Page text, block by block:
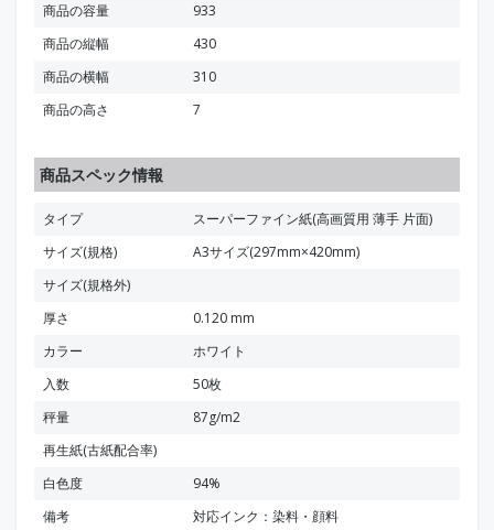
商品の容量
933
商品の縦幅
430
商品の横幅
310
商品の高さ
7
商品スペック情報
タイプ
スーパーファイン紙(高画質用 薄手 片面)
サイズ(規格)
A3サイズ(297mm×420mm)
サイズ(規格外)
厚さ
0.120 mm
カラー
ホワイト
入数
50枚
秤量
87g/m2
再生紙(古紙配合率)
白色度
94%
備考
対応インク：染料・顔料